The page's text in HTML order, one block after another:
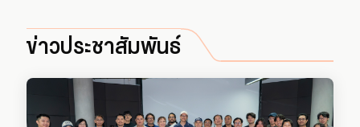
ข่าวประชาสัมพันธ์